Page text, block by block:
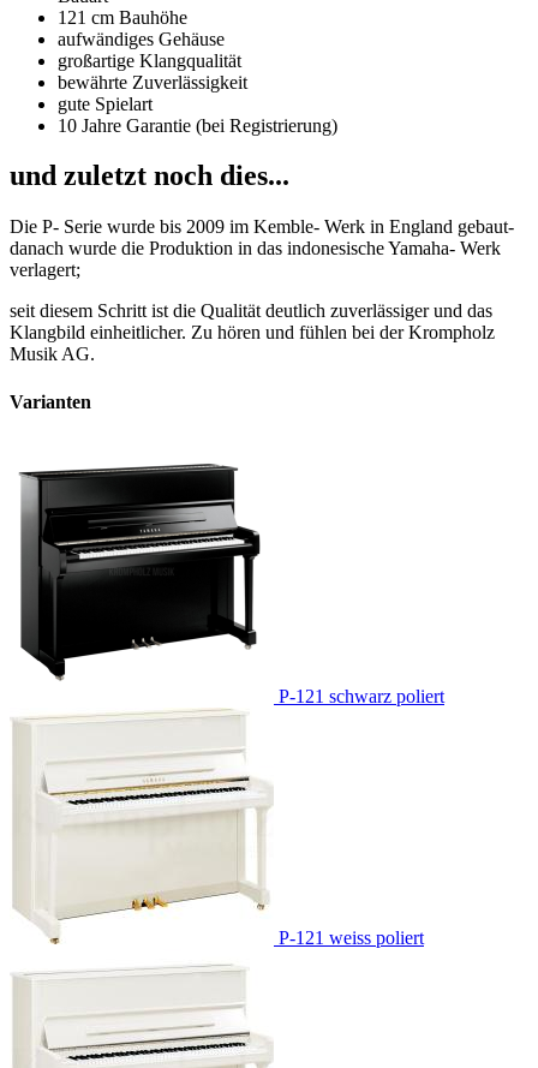
121 cm Bauhöhe
aufwändiges Gehäuse
großartige Klangqualität
bewährte Zuverlässigkeit
gute Spielart
10 Jahre Garantie (bei Registrierung)
und zuletzt noch dies...
Die P- Serie wurde bis 2009 im Kemble- Werk in England gebaut-
danach wurde die Produktion in das indonesische Yamaha- Werk
verlagert;
seit diesem Schritt ist die Qualität deutlich zuverlässiger und das
Klangbild einheitlicher. Zu hören und fühlen bei der Krompholz
Musik AG.
Varianten
P-121 schwarz poliert
P-121 weiss poliert